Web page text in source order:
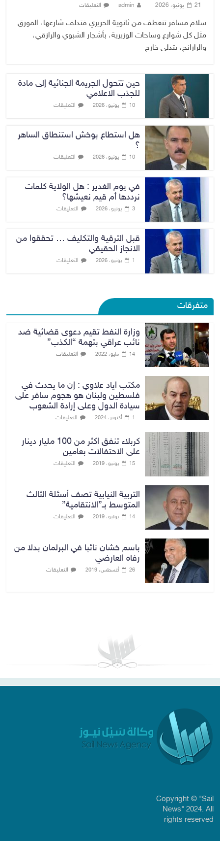
21 يونيو، 2026 admin التعليقات
سلام مسافر تنعطف من ثانوية الحريري فتدلف شارعها، المورق
مثل كل شوارع وساحات الوزيرية، بأشجار الشبوي والرازقي،
والرارانج، يتدلى خارج
حين تتحول الجريمة الجنائية إلى مادة
للجذب الاعلامي
10 يونيو، 2026 التعليقات
هل استطاع بوخش استنطاق الساهر
؟
10 يونيو، 2026 التعليقات
في يوم الغدير : هل الولاية كلمات
نرددها أم قيم نعيشها؟
3 يونيو، 2026 التعليقات
قبل الترقية والتكليف … تحققوا من
الانجاز الحقيقي
1 يونيو، 2026 التعليقات
متفرقات
وزارة النفط تقيم دعوى قضائية ضد
نائب عراقي بتهمة “الكذب”
14 مايو، 2022 التعليقات
مكتب اياد علاوي : إن ما يحدث في
فلسطين ولبنان هو هجوم سافر على
سيادة الدول وعلى إرادة الشعوب
1 أكتوبر، 2024 التعليقات
كربلاء تنفق اكثر من 100 مليار دينار
على الاحتفالات بعامين
15 يونيو، 2019 التعليقات
التربية النيابية تصف أسئلة الثالث
المتوسط بـ”الانتقامية”
14 يوليو، 2019 التعليقات
باسم خشان نائبا في البرلمان بدلا من
رفاه العارضي
26 أغسطس، 2019 التعليقات
Copyright © "Sail
News" 2024. All
rights reserved